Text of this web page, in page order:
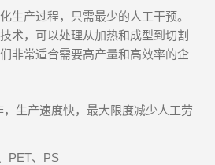
生产过程，只需最少的人工干预。
术，可以处理从加热和成型到切割
非常适合需要高产量和高效率的企
生产速度快，最大限度减少人工劳
PET、PS